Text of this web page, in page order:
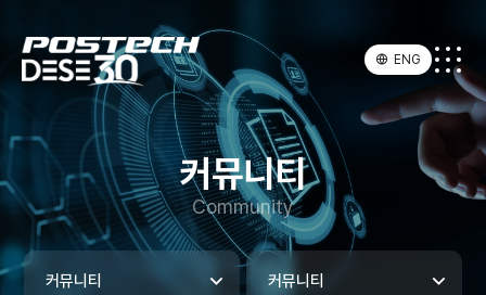
ENG
커뮤니티
Community
커뮤니티 커뮤니티